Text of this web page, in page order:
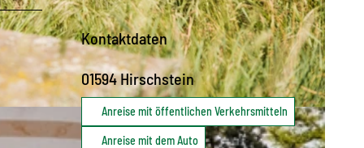
Kontaktdaten
01594Hirschstein
Anreise mit öffentlichen Verkehrsmitteln
Anreise mit dem Auto